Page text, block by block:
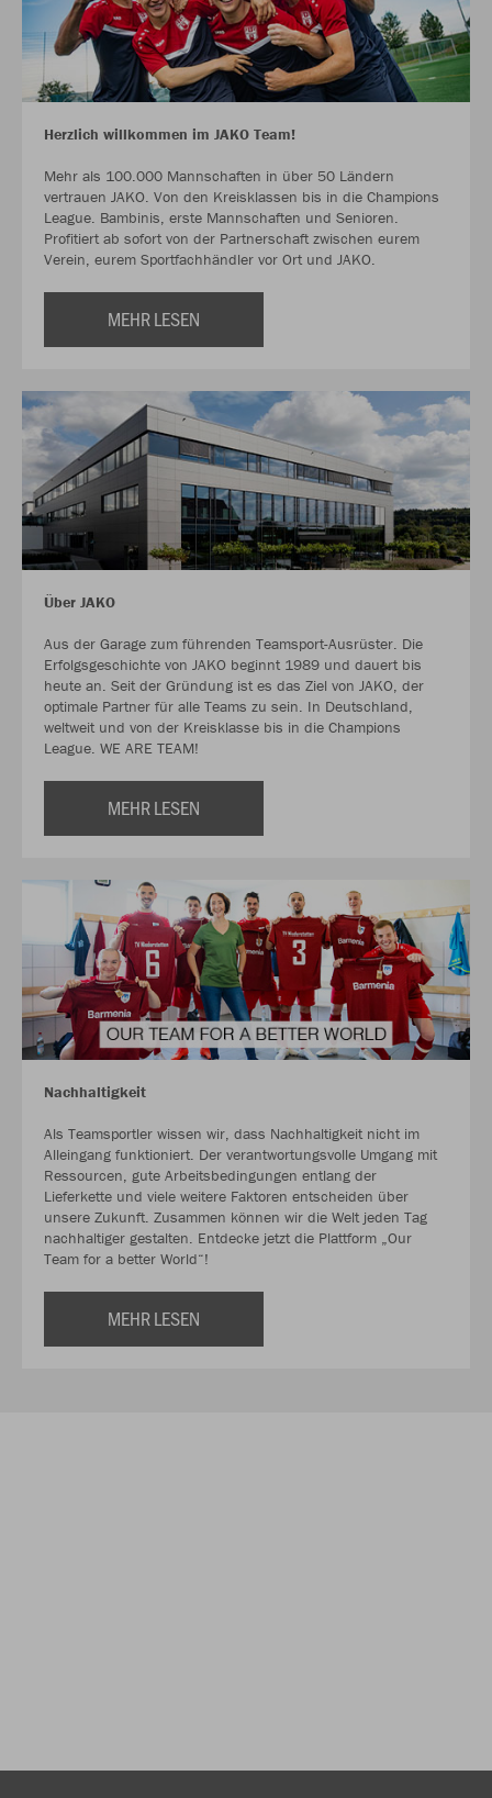
Herzlich willkommen im JAKO Team!
Mehr als 100.000 Mannschaften in über 50 Ländern
vertrauen JAKO. Von den Kreisklassen bis in die Champions
League. Bambinis, erste Mannschaften und Senioren.
Profitiert ab sofort von der Partnerschaft zwischen eurem
Verein, eurem Sportfachhändler vor Ort und JAKO.
MEHR LESEN
Über JAKO
Aus der Garage zum führenden Teamsport-Ausrüster. Die
Erfolgsgeschichte von JAKO beginnt 1989 und dauert bis
heute an. Seit der Gründung ist es das Ziel von JAKO, der
optimale Partner für alle Teams zu sein. In Deutschland,
weltweit und von der Kreisklasse bis in die Champions
League. WE ARE TEAM!
MEHR LESEN
Nachhaltigkeit
Als Teamsportler wissen wir, dass Nachhaltigkeit nicht im
Alleingang funktioniert. Der verantwortungsvolle Umgang mit
Ressourcen, gute Arbeitsbedingungen entlang der
Lieferkette und viele weitere Faktoren entscheiden über
unsere Zukunft. Zusammen können wir die Welt jeden Tag
nachhaltiger gestalten. Entdecke jetzt die Plattform „Our
Team for a better World“!
MEHR LESEN